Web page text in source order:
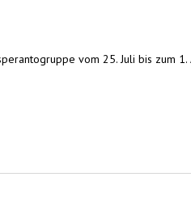
vom 25. Juli bis zum 1.